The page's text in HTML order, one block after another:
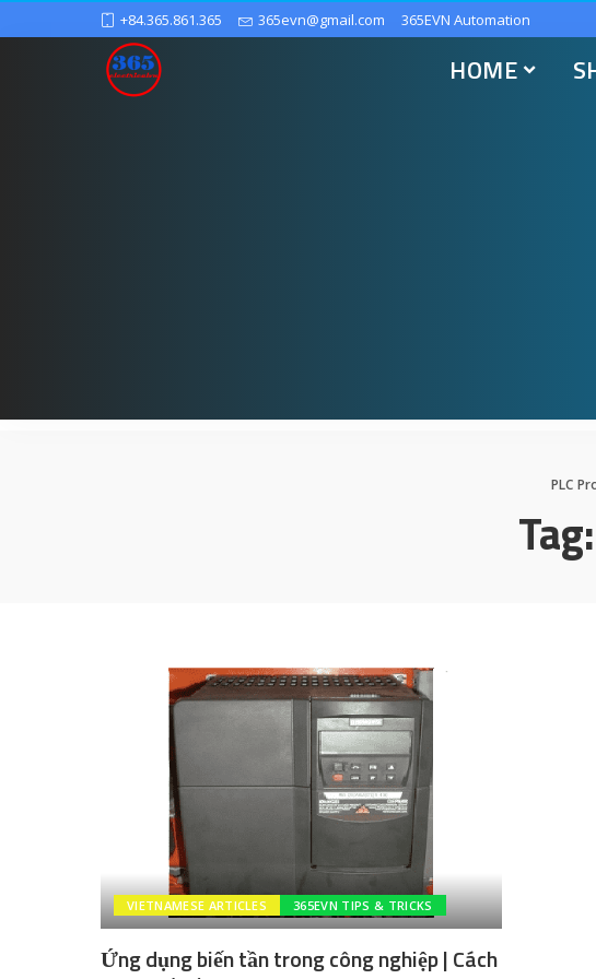
+84.365.861.365 365evn@gmail.com 365EVN Automation
HOME
PLC
Tag:
VIETNAMESE ARTICLES 365EVN TIPS & TRICKS
Ứng dụng biến tần trong công nghiệp | Cách